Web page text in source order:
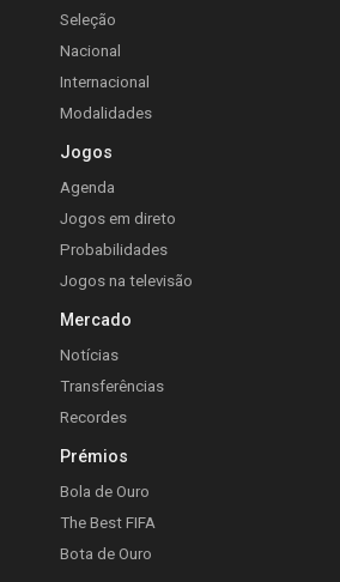
Seleção
Nacional
Internacional
Modalidades
Jogos
Agenda
Jogos em direto
Probabilidades
Jogos na televisão
Mercado
Notícias
Transferências
Recordes
Prémios
Bola de Ouro
The Best FIFA
Bota de Ouro